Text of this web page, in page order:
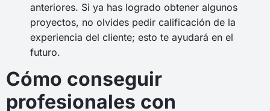
anteriores. Si ya has logrado obtener algunos
proyectos, no olvides pedir calificación de la
experiencia del cliente; esto te ayudará en el
futuro.
Cómo conseguir
profesionales con